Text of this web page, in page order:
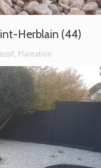
Herblain (44)
, Plantation